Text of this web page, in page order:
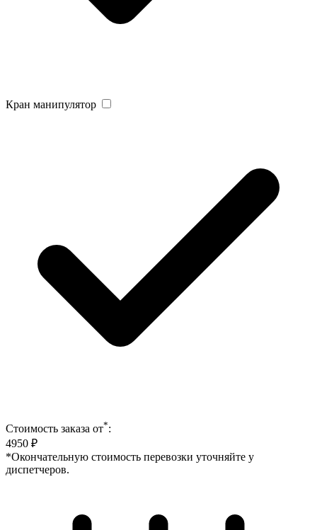
Кран манипулятор
Стоимость заказа от*:
4950 ₽
*Окончательную стоимость перевозки уточняйте у
диспетчеров.